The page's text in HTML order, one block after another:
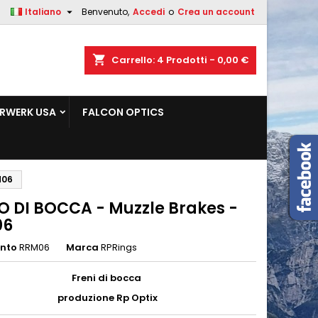
Benvenuto, Accedi o Crea un account
Italiano 
shopping_cart Carrello: 4 Prodotti - 0,00 €
USA FALCON OPTICS
DI BOCCA - Muzzle Brakes -
RRM06 Marca RPRings
Freni di bocca
produzione Rp Optix